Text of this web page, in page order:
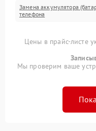
Замена аккумулятора
телефона
Цены в прайс-листе
Мы проверим ваше